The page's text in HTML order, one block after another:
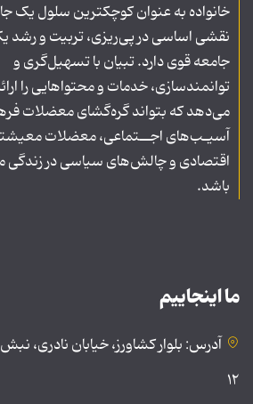
خانواده به عنوان کوچکترین سلول یک
نقشی اساسی در پی‌ریزی، تربیت و رشد
جامعه قوی دارد. تبیان با تسهیل‌گری و
توانمندسازی، خدمات و محتواهایی را
می‌دهد که بتواند گره‌گشای معضلات
آسیـب‌های اجــتماعی، معضلات
اقتصادی و چالش‌های سیاسی در زندگی
باشد.
ما اینجاییم
آدرس: بلوار کشاورز، خیابان نادری،
۱۲